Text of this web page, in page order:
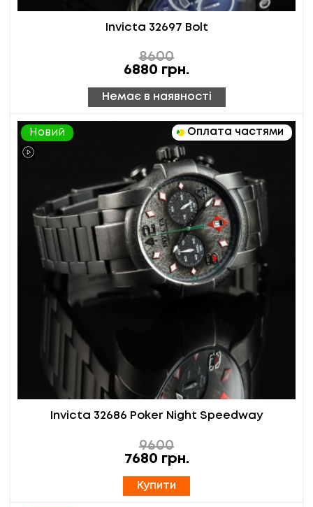
Invicta 32697 Bolt
8600
6880 грн.
Немає в наявності
Новий Оплата частями
Invicta 32686 Poker Night Speedway
9600
7680 грн.
Купити